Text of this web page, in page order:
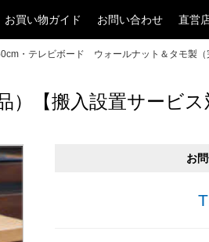
お買い物ガイド お問い合わせ 直営
・テレビボード ウォールナット＆タモ製（
【搬入設置サービス
お